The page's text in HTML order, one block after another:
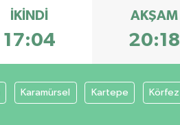
İKINDI
17:04
AKŞAM
20:18
Karamürsel Kartepe Körfez